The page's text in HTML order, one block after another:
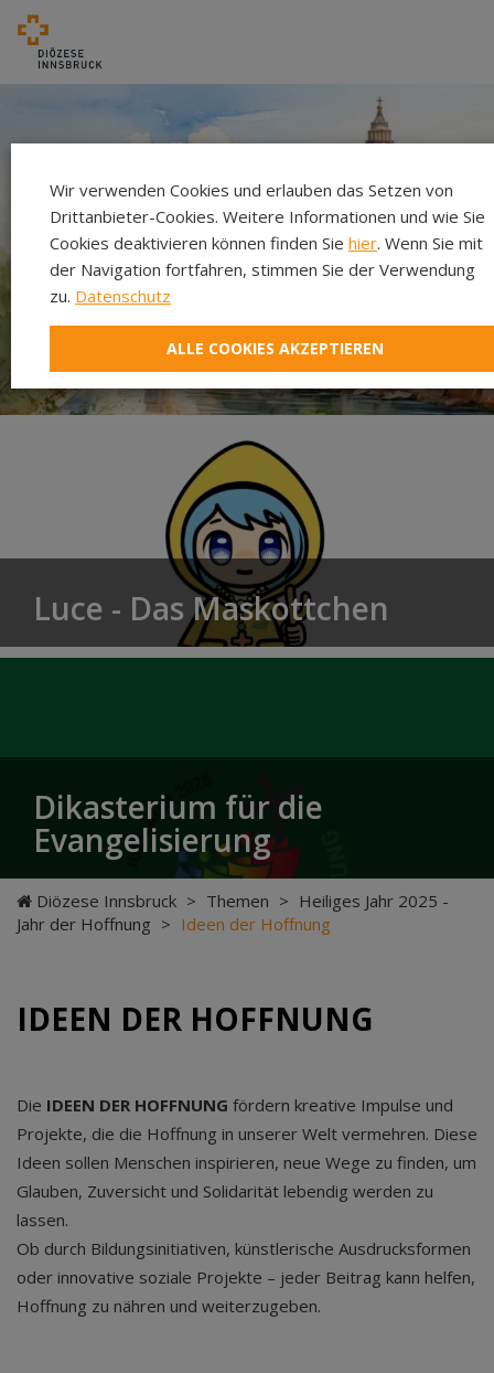
Luce - Das Maskottchen
Dikasterium für die
Evangelisierung
Diözese Innsbruck > Themen > Heiliges Jahr 2025 -
Jahr der Hoffnung > Ideen der Hoffnung
IDEEN DER HOFFNUNG
Die IDEEN DER HOFFNUNG fördern kreative Impulse und
Projekte, die die Hoffnung in unserer Welt vermehren. Diese
Ideen sollen Menschen inspirieren, neue Wege zu finden, um
Glauben, Zuversicht und Solidarität lebendig werden zu
lassen.
Ob durch Bildungsinitiativen, künstlerische Ausdrucksformen
oder innovative soziale Projekte – jeder Beitrag kann helfen,
Hoffnung zu nähren und weiterzugeben.
Wir verwenden Cookies und erlauben das Setzen von
Drittanbieter-Cookies. Weitere Informationen und wie Sie
Cookies deaktivieren können finden Sie hier. Wenn Sie mit
der Navigation fortfahren, stimmen Sie der Verwendung
zu. Datenschutz
ALLE COOKIES AKZEPTIEREN